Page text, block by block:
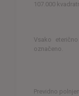
107.000
Vsako
označeno.
Previdno